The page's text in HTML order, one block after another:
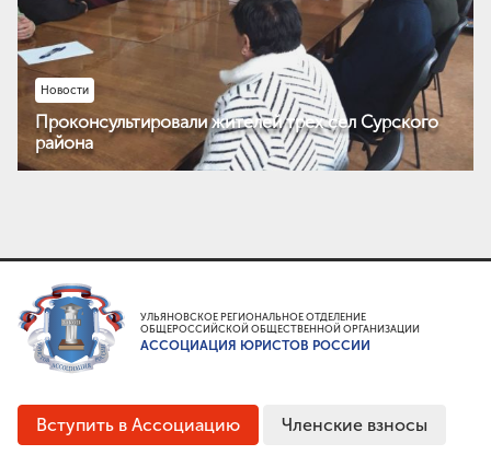
Новости
Проконсультировали жителей трех сел Сурского
района
УЛЬЯНОВСКОЕ РЕГИОНАЛЬНОЕ ОТДЕЛЕНИЕ
ОБЩЕРОССИЙСКОЙ ОБЩЕСТВЕННОЙ ОРГАНИЗАЦИИ
АССОЦИАЦИЯ ЮРИСТОВ РОССИИ
Вступить в Ассоциацию Членские взносы